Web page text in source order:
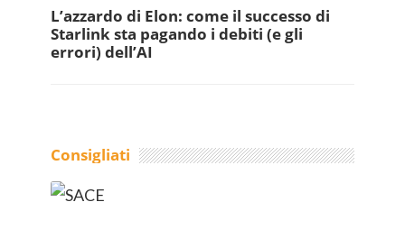
L’azzardo di Elon: come il successo di
Starlink sta pagando i debiti (e gli
errori) dell’AI
Consigliati